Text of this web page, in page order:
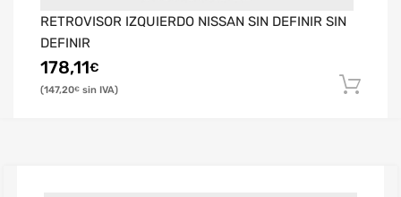
RETROVISOR IZQUIERDO NISSAN SIN DEFINIR SIN
DEFINIR
178,11€
147,20€